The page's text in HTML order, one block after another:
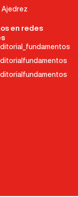
Ajedrez
en redes